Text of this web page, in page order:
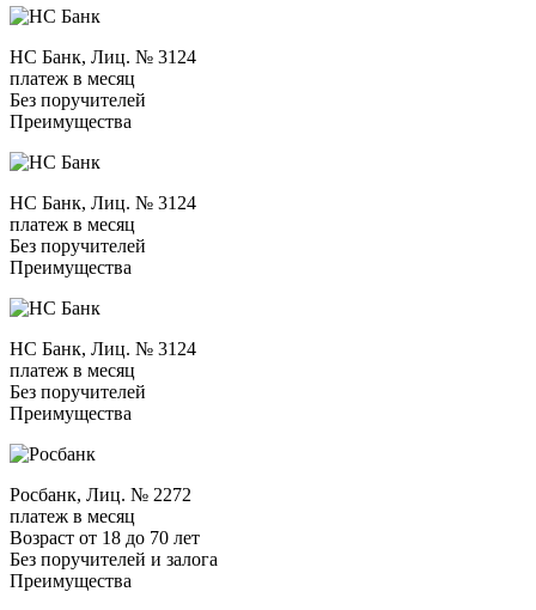
НС Банк, Лиц. № 3124
платеж в месяц
Без поручителей
Преимущества
НС Банк, Лиц. № 3124
платеж в месяц
Без поручителей
Преимущества
НС Банк, Лиц. № 3124
платеж в месяц
Без поручителей
Преимущества
Росбанк, Лиц. № 2272
платеж в месяц
Возраст от 18 до 70 лет
Без поручителей и залога
Преимущества